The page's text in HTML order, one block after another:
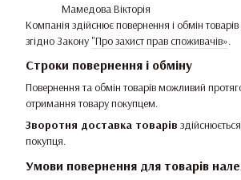
Мамедова Вікторія
Компанія здійснює повернення і обмін товарів
згідно Закону "Про захист прав споживачів».
Строки повернення і обміну
Повернення та обмін товарів можливий
отримання товару покупцем.
Зворотня доставка товарів
покупця.
Умови повернення для товарів